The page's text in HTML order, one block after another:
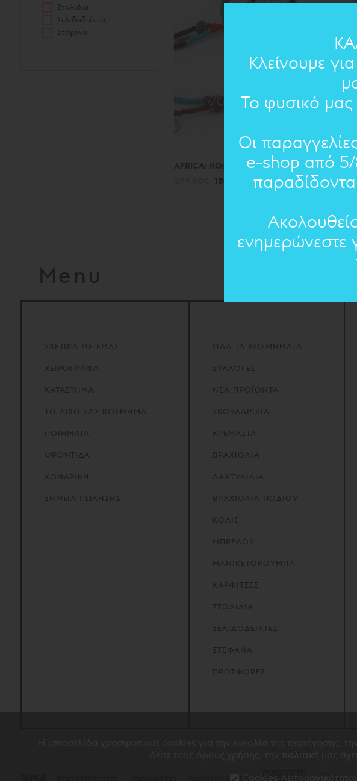
Στολίδια
Σελιδοδείκτες
Στέφανα
AFRICA: ΚΟΛΙΕ
150.00€
Menu
ΣΧΕΤΙΚΑ ΜΕ ΕΜΑΣ
ΧΕΙΡΟΓΡΑΦΑ
ΚΑΤΑΣΤΗΜΑ
ΤΟ ΔΙΚΟ ΣΑΣ ΚΟΣΜΗΜΑ
ΠΟΙΗΜΑΤΑ
ΦΡΟΝΤΙΔΑ
ΧΟΝΔΡΙΚΗ
ΣΗΜΕΙΑ ΠΩΛΗΣΗΣ
ΟΛΑ ΤΑ ΚΟΣΜΗΜΑΤΑ
ΣΥΛΛΟΓΕΣ
ΝΕΑ ΠΡΟΪΟΝΤΑ
ΣΚΟΥΛΑΡΙΚΙΑ
ΚΡΕΜΑΣΤΑ
ΒΡΑΧΙΟΛΙΑ
ΔΑΧΤΥΛΙΔΙΑ
ΒΡΑΧΙΟΛΙΑ ΠΟΔΙΟΥ
ΚΟΛΙΕ
ΜΠΡΕΛΟΚ
ΜΑΝΙΚΕΤΟΚΟΥΜΠΑ
ΚΑΡΦΙΤΣΕΣ
ΣΤΟΛΙΔΙΑ
ΣΕΛΙΔΟΔΕΙΚΤΕΣ
ΣΤΕΦΑΝΑ
ΠΡΟΣΦΟΡΕΣ
Cookies Λειτουργικότητας
Κλείνουμε
Το φυσικό μας
Οι
e-shop από
ενημερώνεστε